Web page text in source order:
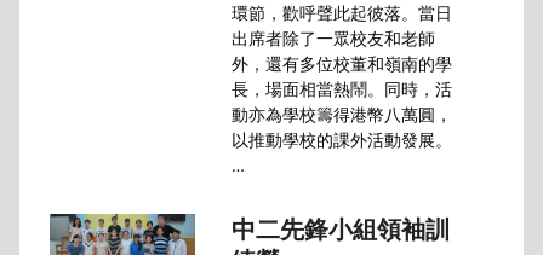
環節，歡呼聲此起彼落。當日
出席者除了一眾校友和老師
外，還有多位校董和嶺南的學
長，場面相當熱鬧。同時，活
動亦為學校籌得港幣八萬圓，
以推動學校的課外活動發展。
…
中二先鋒小組領袖訓